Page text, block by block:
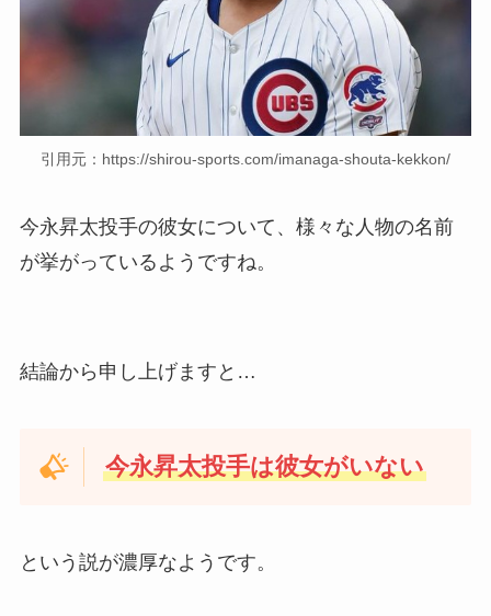
引用元：https://shirou-sports.com/imanaga-shouta-kekkon/
今永昇太投手の彼女について、様々な人物の名前
が挙がっているようですね。
結論から申し上げますと…
今永昇太投手は彼女がいない
という説が濃厚なようです。